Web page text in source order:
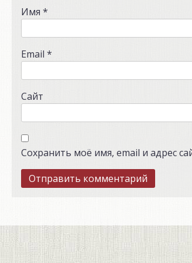
Имя *
Email *
Сайт
Сохранить моё имя, email и адрес